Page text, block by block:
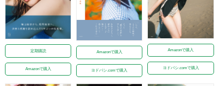
定期購読
Amazonで購入
Amazonで購入
ヨドバシ.comで購入
Amazonで購入
ヨドバシ.comで購入